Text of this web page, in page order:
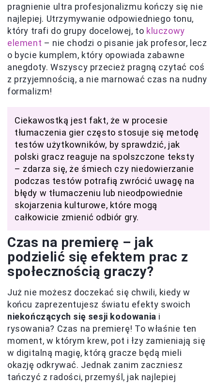
pragnienie ultra profesjonalizmu kończy się nie
najlepiej. Utrzymywanie odpowiedniego tonu,
który trafi do grupy docelowej, to kluczowy
element – nie chodzi o pisanie jak profesor, lecz
o bycie kumplem, który opowiada zabawne
anegdoty. Wszyscy przecież pragną czytać coś
z przyjemnością, a nie marnować czas na nudny
formalizm!
Ciekawostką jest fakt, że w procesie
tłumaczenia gier często stosuje się metodę
testów użytkowników, by sprawdzić, jak
polski gracz reaguje na spolszczone teksty
– zdarza się, że śmiech czy niedowierzanie
podczas testów potrafią zwrócić uwagę na
błędy w tłumaczeniu lub nieodpowiednie
skojarzenia kulturowe, które mogą
całkowicie zmienić odbiór gry.
Czas na premierę – jak
podzielić się efektem prac z
społecznością graczy?
Już nie możesz doczekać się chwili, kiedy w
końcu zaprezentujesz światu efekty swoich
niekończących się sesji kodowania i
rysowania? Czas na premierę! To właśnie ten
moment, w którym krew, pot i łzy zamieniają się
w digitalną magię, którą gracze będą mieli
okazję odkrywać. Jednak zanim zaczniesz
tańczyć z radości, przemyśl, jak najlepiej